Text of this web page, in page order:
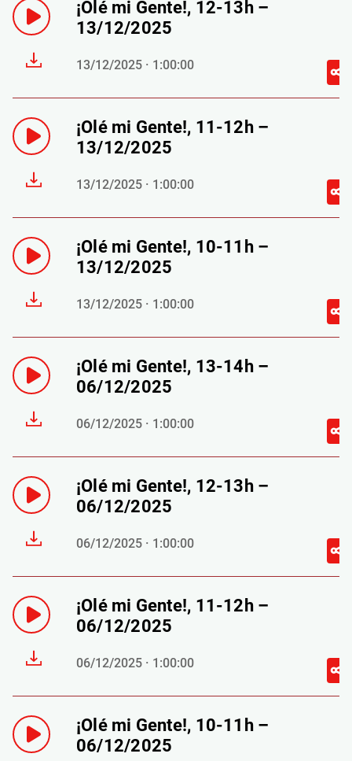
¡Olé mi Gente!, 12-13h –
13/12/2025
13/12/2025 · 1:00:00
¡Olé mi Gente!, 11-12h –
13/12/2025
13/12/2025 · 1:00:00
¡Olé mi Gente!, 10-11h –
13/12/2025
13/12/2025 · 1:00:00
¡Olé mi Gente!, 13-14h –
06/12/2025
06/12/2025 · 1:00:00
¡Olé mi Gente!, 12-13h –
06/12/2025
06/12/2025 · 1:00:00
¡Olé mi Gente!, 11-12h –
06/12/2025
06/12/2025 · 1:00:00
¡Olé mi Gente!, 10-11h –
06/12/2025